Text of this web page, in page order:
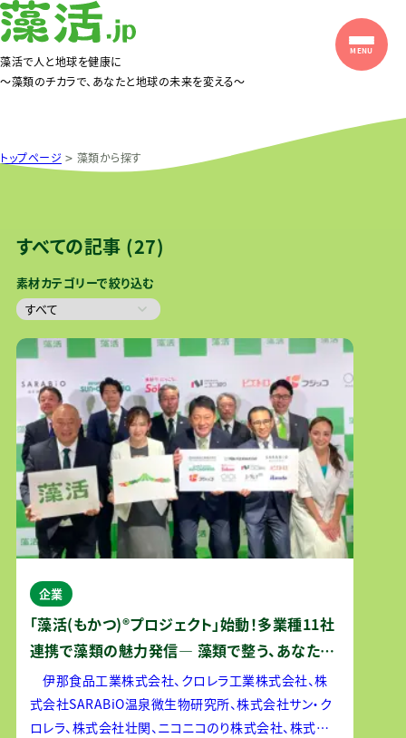
藻活で人と地球を健康に
〜藻類のチカラで、あなたと地球の未来を変える〜
トップページ > 藻類から探す
すべての記事 (27)
素材カテゴリーで絞り込む
企業
「藻活(もかつ)®プロジェクト」始動！多業種11社
連携で藻類の魅力発信― 藻類で整う、あなたの
毎日。おいしさと健康で日常をアップデート！ ―
伊那食品工業株式会社、クロレラ工業株式会社、株
式会社SARABiO温泉微生物研究所、株式会社サン・ク
ロレラ、株式会社壮関、ニコニコのり株式会社、株式会